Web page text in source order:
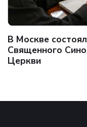
В Москве
Священного
Церкви